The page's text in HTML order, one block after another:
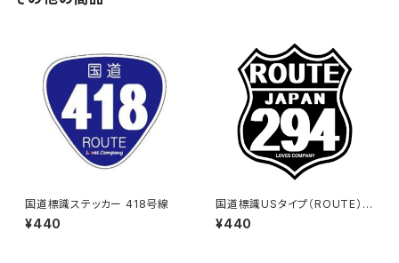
国道標識ステッカー 418号線
¥440
国道標識USタイプ（ROUTE）ス
テッカー 294号線（ブラック）
¥440